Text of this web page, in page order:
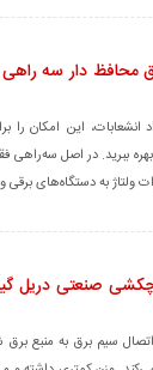
محافظ دار سه
این امکان را
ببرید. در اصل سه‌راهی
ولتاژ به دستگاه‌های
صنعتی دریل
سیم برق به منبع